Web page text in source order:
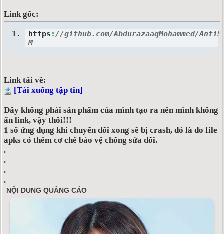
Link gốc:
https ://github.com/AbdurazaaqMohammed/
M
Link tải về:
[Tải xuống tập tin]
Đây không phải sản phẩm của mình tạo ra nên mình không
ẩn link, vậy thôi!!!
1 số ứng dụng khi chuyển đổi xong sẽ bị crash, đó là do file
apks có thêm cơ chế bảo vệ chống sửa đổi.
.
.
.
.